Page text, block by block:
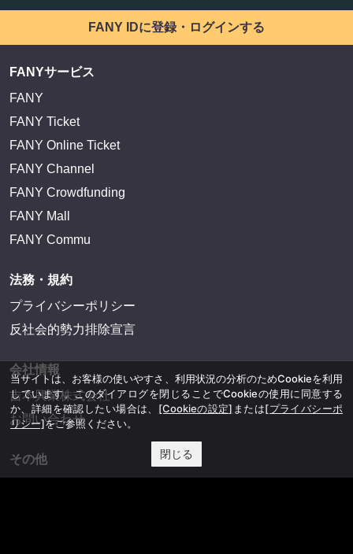
FANY IDに登録・ログインする
FANYサービス
FANY
FANY Ticket
FANY Online Ticket
FANY Channel
FANY Crowdfunding
FANY Mall
FANY Commu
法務・規約
プライバシーポリシー
反社会的勢力排除宣言
会社情報
吉本興業株式会社
お問い合わせ
その他
当サイトは、お客様の使いやすさ、利用状況の分析のためCookieを利用
しています。このダイアログを閉じることでCookieの使用に同意する
か、詳細を確認したい場合は、 [Cookieの設定] または[プライバシーポ
リシー]をご参照ください。
閉じる